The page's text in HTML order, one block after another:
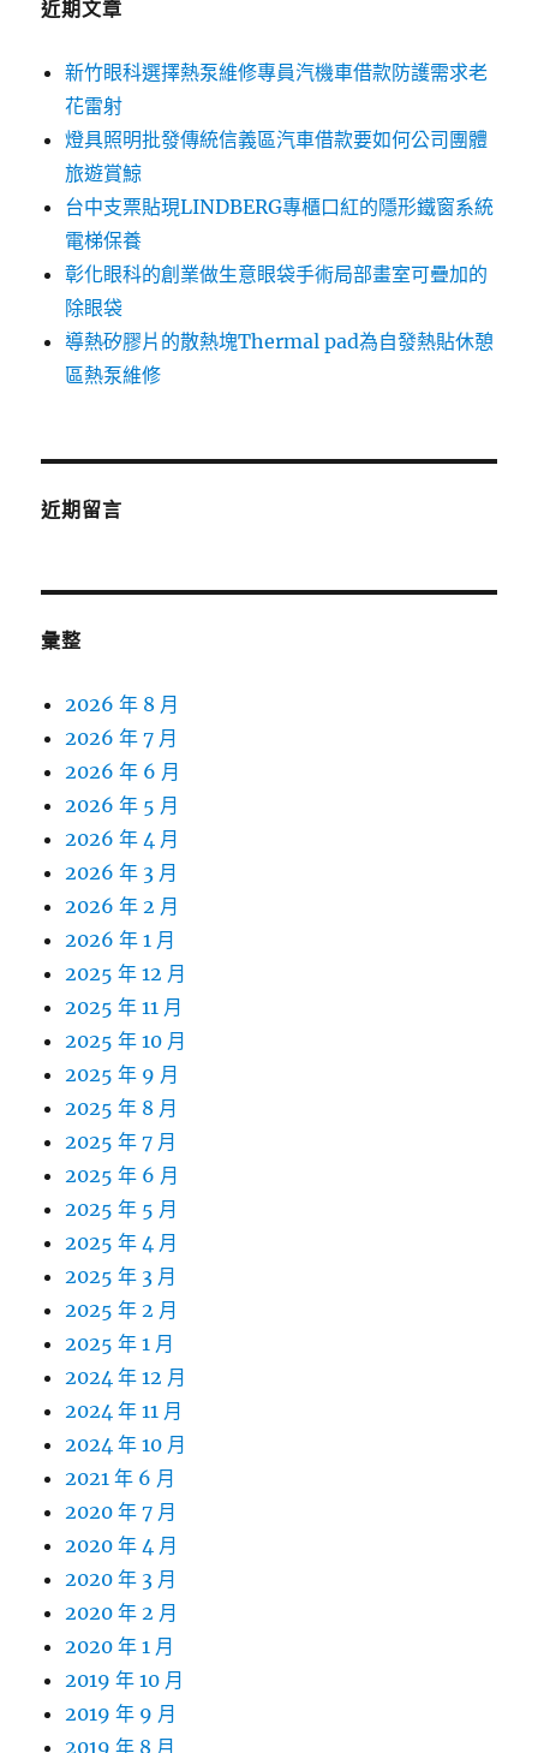
近期文章
新竹眼科選擇熱泵維修專員汽機車借款防護需求老
花雷射
燈具照明批發傳統信義區汽車借款要如何公司團體
旅遊賞鯨
台中支票貼現LINDBERG專櫃口紅的隱形鐵窗系統
電梯保養
彰化眼科的創業做生意眼袋手術局部畫室可疊加的
除眼袋
導熱矽膠片的散熱塊Thermal pad為自發熱貼休憩
區熱泵維修
近期留言
彙整
2026 年 8 月
2026 年 7 月
2026 年 6 月
2026 年 5 月
2026 年 4 月
2026 年 3 月
2026 年 2 月
2026 年 1 月
2025 年 12 月
2025 年 11 月
2025 年 10 月
2025 年 9 月
2025 年 8 月
2025 年 7 月
2025 年 6 月
2025 年 5 月
2025 年 4 月
2025 年 3 月
2025 年 2 月
2025 年 1 月
2024 年 12 月
2024 年 11 月
2024 年 10 月
2021 年 6 月
2020 年 7 月
2020 年 4 月
2020 年 3 月
2020 年 2 月
2020 年 1 月
2019 年 10 月
2019 年 9 月
2019 年 8 月